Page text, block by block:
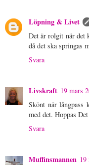
Löpning & Livet
Det är rolgit när det
då det ska springas
Svara
Livskraft 19 mars
Skönt när långpass
med det. Hoppas
Svara
Muffinsmannen